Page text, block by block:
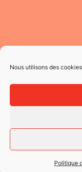
Nous utilisons des
Politique
©